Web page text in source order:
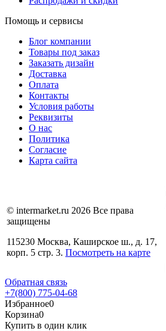
Помощь и сервисы
Блог компании
Товары под заказ
Заказать дизайн
Доставка
Оплата
Контакты
Условия работы
Реквизиты
О нас
Политика
Согласие
Карта сайта
© intermarket.ru 2026 Все права
защищены
115230 Москва, Каширское ш., д. 17,
корп. 5 стр. 3. Посмотреть на карте
Обратная связь
+7(800) 775-04-68
Избранное0
Корзина0
Купить в один клик